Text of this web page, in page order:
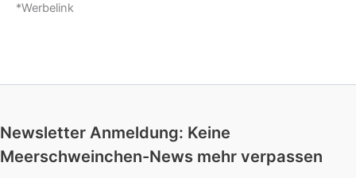
*Werbelink
Newsletter Anmeldung: Keine
Meerschweinchen-News mehr verpassen